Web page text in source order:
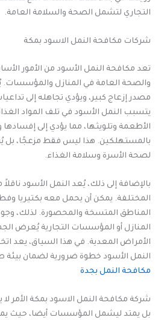
التجاري لتشمل الصحة والسلامة العامة.
شركات مكافحة النمل الاسود بمكة
تعد مكافحة النمل الأسود من الأمور
والصحة العامة في المنازل والمؤسسات.
مصدر إزعاج كبير، ويؤدي تجاهله إلى
يتسبب النمل الأسود في تلف المواد
الأطعمة وتلويثها، مما يؤدي إلى إفسادها
بالمستهلكين. هذا ليس فقط مزعجًا، بل
لصحة الأسرة وسلامة الغذاء.
بالإضافة إلى ذلك، يُعد النمل الأسود
المختلفة. يمكن أن يحمل معه بكتيريا
المناطق المتسخة والمحصورة. لذلك،
المنازل أو المؤسسات التجارية يُعرض
الأمراض المعدية. في هذا السياق، يعد
النمل الأسود خطوة ضرورية لضمان بيئة
مكافحة النمل بجدة
شركة مكافحة النمل الاسود بمكة الأمر
بل يمتد ليشمل المؤسسات أيضا، حيث